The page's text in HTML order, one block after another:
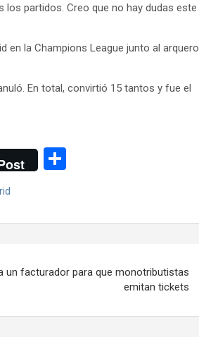
partidos. Creo que no hay dudas este
en la Champions League junto al arquero
En total, convirtió 15 tantos y fue el
p
tir
un facturador para que monotributistas
emitan tickets